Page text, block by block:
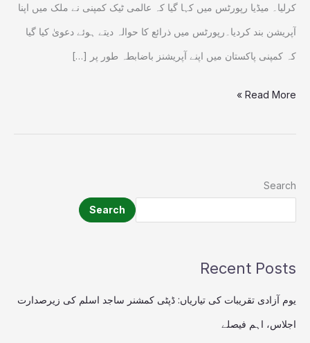
کرلیا۔ میڈیا رپورٹس میں کہا گیا کہ عالمی ٹیک کمپنی نے ملک میں اپنا
آپریشن بند کردیا۔رپورٹس میں ذرائع کا حوالہ دیتے ہوئے دعویٰ کیا گیا
کہ کمپنی پاکستان میں اپنے آپریشنز باضابطہ طور پر […]
Read More »
Search
Search
Recent Posts
یوم آزادی تقریبات کی تیاریاں: ڈپٹی کمشنر ساجد اسلم کی زیرصدارت
اجلاس، اہم فیصلے